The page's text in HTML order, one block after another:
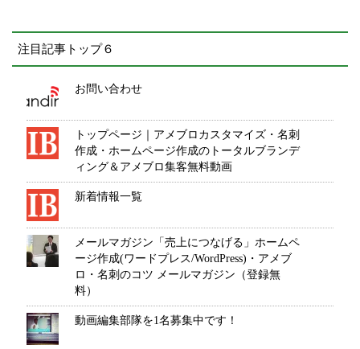
注目記事トップ６
お問い合わせ
トップページ｜アメブロカスタマイズ・名刺
作成・ホームページ作成のトータルブランデ
ィング＆アメブロ集客無料動画
新着情報一覧
メールマガジン「売上につなげる」ホームペ
ージ作成(ワードプレス/WordPress)・アメブ
ロ・名刺のコツ メールマガジン（登録無
料）
動画編集部隊を1名募集中です！